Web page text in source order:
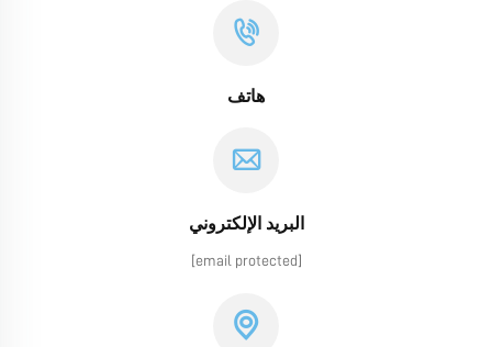
هاتف
البريد الإلكتروني
[email protected]